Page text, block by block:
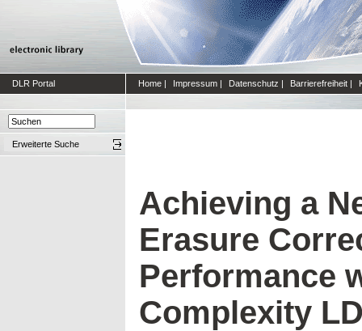
DLR Portal Home | Impressum | Datenschutz | Barrierefreiheit |
Erweiterte Suche
Achieving a
Erasure
Performance
Complexity